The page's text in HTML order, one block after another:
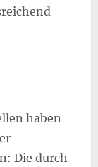
haben
Die durch